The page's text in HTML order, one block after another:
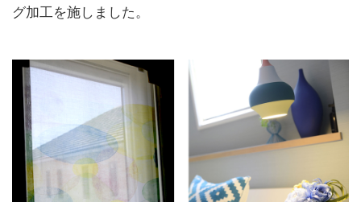
グ加工を施しました。